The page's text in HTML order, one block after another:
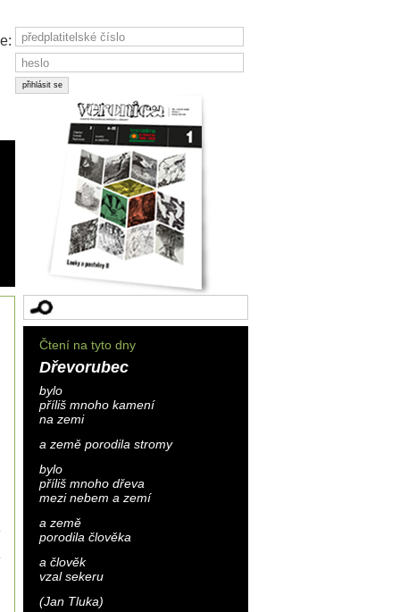
Čtení na tyto dny
Dřevorubec
bylo
příliš mnoho kamení
na zemi
a země porodila stromy
bylo
příliš mnoho dřeva
mezi nebem a zemí
a země
porodila člověka
a člověk
vzal sekeru
(Jan Tluka)